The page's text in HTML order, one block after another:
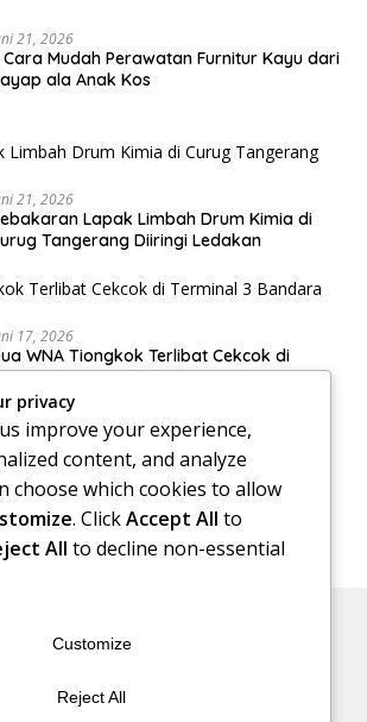
21, 2026
Cara Mudah Perawatan Furnitur Kayu dari
ala Anak Kos
21, 2026
Lapak Limbah Drum Kimia di
Tangerang Diiringi Ledakan
17, 2026
WNA Tiongkok Terlibat Cekcok di
3 Bandara Soekarno-Hatta
17, 2026
Skoliosis Jakarta: Pilihan Terapi untuk
Kelengkungan Tulang Belakang
privacy
improve your experience,
content, and analyze
choose which cookies to allow
. ClickAccept All to
All to decline non-essential
Customize
Reject All